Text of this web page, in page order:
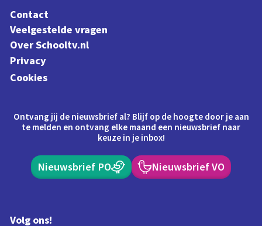
Contact
Veelgestelde vragen
Over Schooltv.nl
Privacy
Cookies
Ontvang jij de nieuwsbrief al? Blijf op de hoogte door je aan
te melden en ontvang elke maand een nieuwsbrief naar
keuze in je inbox!
Nieuwsbrief PO Nieuwsbrief VO
Volg ons!